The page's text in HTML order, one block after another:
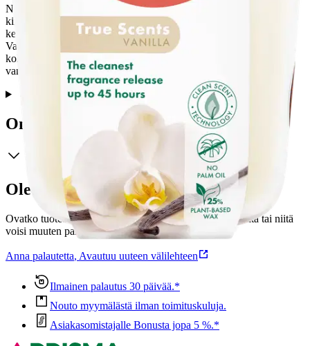
Norsunluunvalkoinen Bolsius Vanilla -tuoksukynttilä toimitetaan
kirkkaassa lasissa, ja se palaa peräti 45 tuntia. Tällä miellyttävällä,
kermaisella tuoksulla voit luoda ihanan kotoisan tunnelman.
Valmistettu CleanScent-tekniikalla, takaamme puhtaimman tuoksu
kokemuksen ja puhtaimman tuoksu vapautuksen. Koe pehmeän
vaniljan tuoksu mukavasti omassa kodissasi.
Ominaisuudet
Oletko tyytyväinen tuotetietoihin?
Ovatko tuotetiedot riittävät? Jos tuotetiedoissa on puutteita tai niitä
voisi muuten parantaa, anna palautetta.
Anna palautetta, Avautuu uuteen välilehteen
Ilmainen palautus 30 päivää.*
Nouto myymälästä ilman toimituskuluja.
Asiakasomistajalle Bonusta jopa 5 %.*